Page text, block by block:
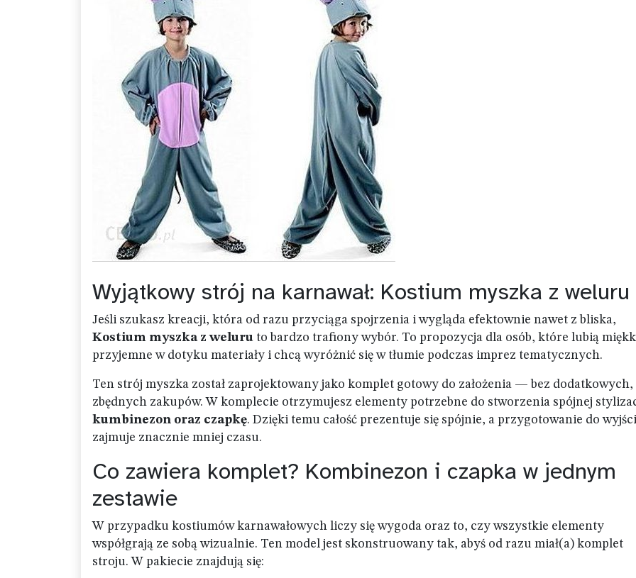
Wyjątkowy strój na karnawał: Kostium myszka z weluru
Jeśli szukasz kreacji, która od razu przyciąga spojrzenia i wygląda efektownie nawet z bliska,
Kostium myszka z weluru to bardzo trafiony wybór. To propozycja dla osób, które lubią
przyjemne w dotyku materiały i chcą wyróżnić się w tłumie podczas imprez tematycznych.
Ten strój myszka został zaprojektowany jako komplet gotowy do założenia — bez dodatkowych,
zbędnych zakupów. W komplecie otrzymujesz elementy potrzebne do stworzenia spójnej
kumbinezon oraz czapkę. Dzięki temu całość prezentuje się spójnie, a przygotowanie do
zajmuje znacznie mniej czasu.
Co zawiera komplet? Kombinezon i czapka w jednym
zestawie
W przypadku kostiumów karnawałowych liczy się wygoda oraz to, czy wszystkie elementy
współgrają ze sobą wizualnie. Ten model jest skonstruowany tak, abyś od razu miał(a) komplet
stroju. W pakiecie znajdują się: